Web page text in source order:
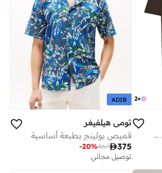
+
2
تيشرت مزين بحروف كلفن كلاين
ADIB
تومي هيلفيغر
قميص بولينج بطبعة أساسية
375
467
-20%
توصيل مجاني